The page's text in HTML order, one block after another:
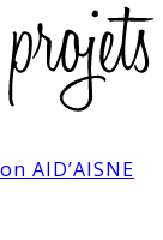
AID’AISNE